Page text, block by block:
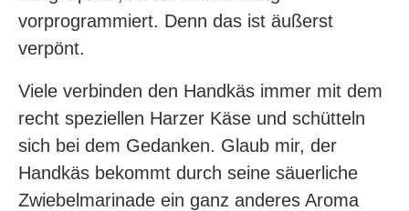
vorprogrammiert. Denn das ist äußerst
verpönt.
Viele verbinden den Handkäs immer mit dem
recht speziellen Harzer Käse und schütteln
sich bei dem Gedanken. Glaub mir, der
Handkäs bekommt durch seine säuerliche
Zwiebelmarinade ein ganz anderes Aroma